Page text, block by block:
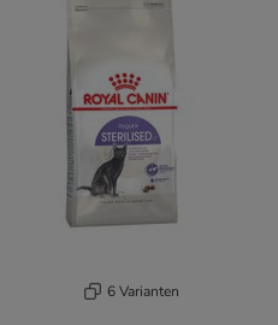
6 Varianten